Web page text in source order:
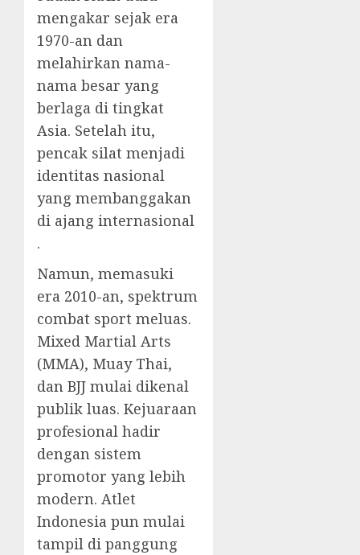
mengakar sejak era
1970-an dan
melahirkan nama-
nama besar yang
berlaga di tingkat
Asia. Setelah itu,
pencak silat menjadi
identitas nasional
yang membanggakan
di ajang internasional
.
Namun, memasuki
era 2010-an, spektrum
combat sport meluas.
Mixed Martial Arts
(MMA), Muay Thai,
dan BJJ mulai dikenal
publik luas. Kejuaraan
profesional hadir
dengan sistem
promotor yang lebih
modern. Atlet
Indonesia pun mulai
tampil di panggung